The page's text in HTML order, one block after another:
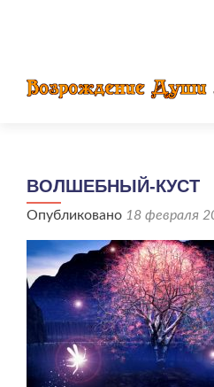
ВОЛШЕБНЫЙ-КУСТ
Опубликовано 18 февраля